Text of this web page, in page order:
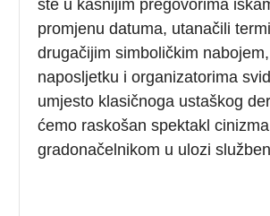
ste u kasnijim pregovorima
promjenu datuma, utanačili
drugačijim simboličkim
naposljetku i organizatorima
umjesto klasičnoga ustaškog
ćemo raskošan spektakl
gradonačelnikom u ulozi